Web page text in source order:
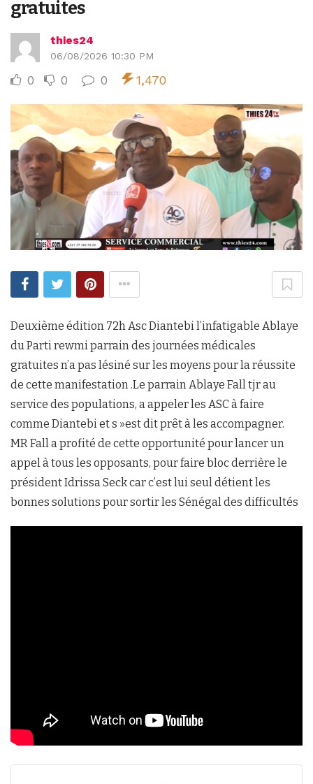
gratuites
thies24
06/08/2026 10:30 PM
0 0 0 1,470
Deuxième édition 72h Asc Diantebi l’infatigable Ablaye
du Parti rewmi parrain des journées médicales
gratuites n’a pas lésiné sur les moyens pour la réussite
de cette manifestation .Le parrain Ablaye Fall tjr au
service des populations, a appeler les ASC à faire
comme Diantebi et s »est dit prêt à les accompagner.
MR Fall a profité de cette opportunité pour lancer un
appel à tous les opposants, pour faire bloc derrière le
président Idrissa Seck car c’est lui seul détient les
bonnes solutions pour sortir les Sénégal des difficultés